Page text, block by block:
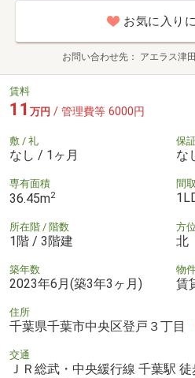
お気に入り
お問い合わせ先 アエラス津
賃料
11 万円 / 管理費等 6000円
敷 / 礼
なし / 1ヶ月
保
な
専有面積
36.45m2
間
所在階 / 階数
1階 / 3階建
方位
北
築年数
2023年6月(築3年3ヶ月)
物
賃
住所
千葉県千葉市中央区登戸３丁目
交通
ＪＲ総武・中央緩行線 千葉駅